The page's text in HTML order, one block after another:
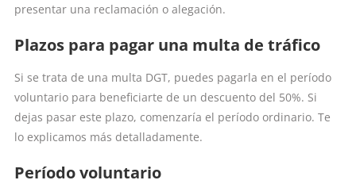
presentar una reclamación o alegación.
Plazos para pagar una multa de tráfico
Si se trata de una multa DGT, puedes pagarla en el período
voluntario para beneficiarte de un descuento del 50%. Si
dejas pasar este plazo, comenzaría el período ordinario. Te
lo explicamos más detalladamente.
Período voluntario